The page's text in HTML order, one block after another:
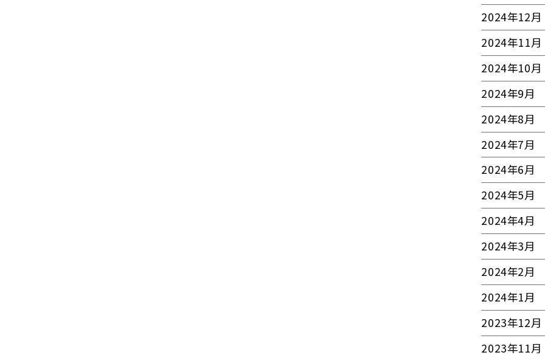
2024年12月
2024年11月
2024年10月
2024年9月
2024年8月
2024年7月
2024年6月
2024年5月
2024年4月
2024年3月
2024年2月
2024年1月
2023年12月
2023年11月